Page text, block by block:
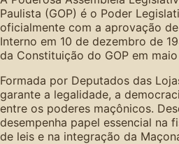
Paulista (GOP) é o Poder
oficialmente com a aprovação
Interno em 10 de dezembro de
da Constituição do GOP em
Formada por Deputados das
garante a legalidade, a
entre os poderes maçônicos.
desempenha papel essencial na
de leis e na integração da